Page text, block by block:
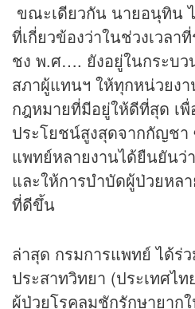
ขณะเดียวกัน นายอนุทิน
ที่เกี่ยวข้องว่าในช่วงเวล
ชง พ.ศ…. ยังอยู่ในกระบ
สภาผู้แทนฯ ให้ทุกหน่วยง
กฎหมายที่มีอยู่ให้ดีที่สุด เ
ประโยชน์สูงสุดจากกัญชา
แพทย์หลายงานได้ยืนยันว่
และให้การบำบัดผู้ป่วยห
ที่ดีขึ้น
ล่าสุด กรมการแพทย์ ได้ร่
ประสาทวิทยา (ประเทศไ
ผู้ป่วยโรคลมชักรักษายาก